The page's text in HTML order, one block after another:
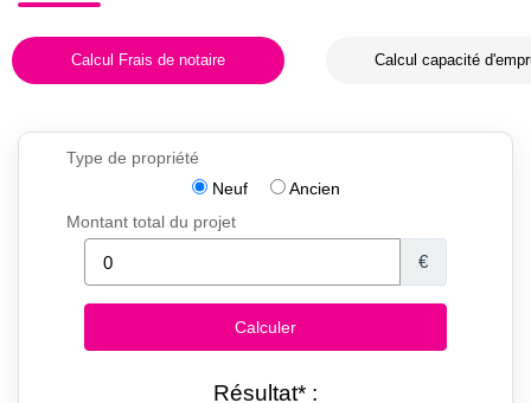
Calcul Frais de notaire Calcul capacité